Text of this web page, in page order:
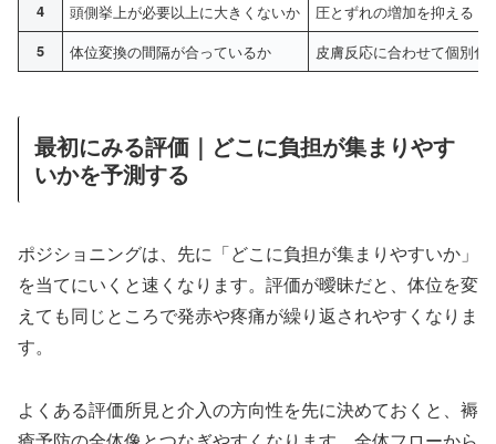
4 頭側挙上が必要以上に大きくないか 圧とずれの増加を抑える
5 体位変換の間隔が合っているか 皮膚反応に合わせて個別化
最初にみる評価｜どこに負担が集まりやす
いかを予測する
ポジショニングは、先に「どこに負担が集まりやすいか」
を当てにいくと速くなります。評価が曖昧だと、体位を変
えても同じところで発赤や疼痛が繰り返されやすくなりま
す。
よくある評価所見と介入の方向性を先に決めておくと、褥